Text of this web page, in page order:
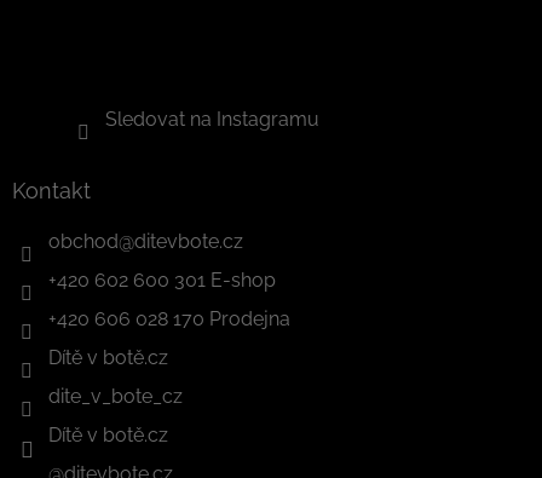
Sledovat na Instagramu
Kontakt
obchod@ditevbote.cz
+420 602 600 301 E-shop
+420 606 028 170 Prodejna
Dítě v botě.cz
dite_v_bote_cz
Dítě v botě.cz